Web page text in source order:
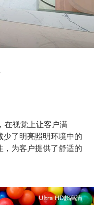
在视觉上让客户满
少了明亮照明环境中的
，为客户提供了舒适的